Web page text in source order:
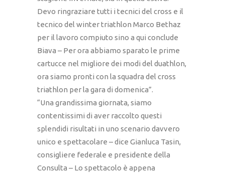
Devo ringraziare tutti i tecnici del cross e il
tecnico del winter triathlon Marco Bethaz
per il lavoro compiuto sino a qui conclude
Biava – Per ora abbiamo sparato le prime
cartucce nel migliore dei modi del duathlon,
ora siamo pronti con la squadra del cross
triathlon per la gara di domenica”.
“Una grandissima giornata, siamo
contentissimi di aver raccolto questi
splendidi risultati in uno scenario davvero
unico e spettacolare – dice Gianluca Tasin,
consigliere federale e presidente della
Consulta – Lo spettacolo è appena